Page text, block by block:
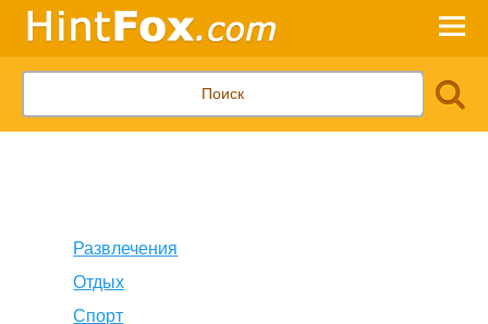
Развлечения
Отдых
Спорт